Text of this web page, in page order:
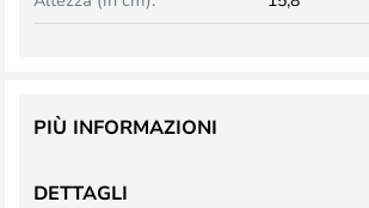
DETTAGLI
PIÙ INFORMAZIONI